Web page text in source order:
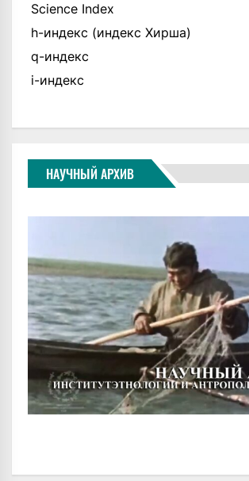
Science Index
h-индекс (индекс Хирша)
q-индекс
i-индекс
НАУЧНЫЙ АРХИВ